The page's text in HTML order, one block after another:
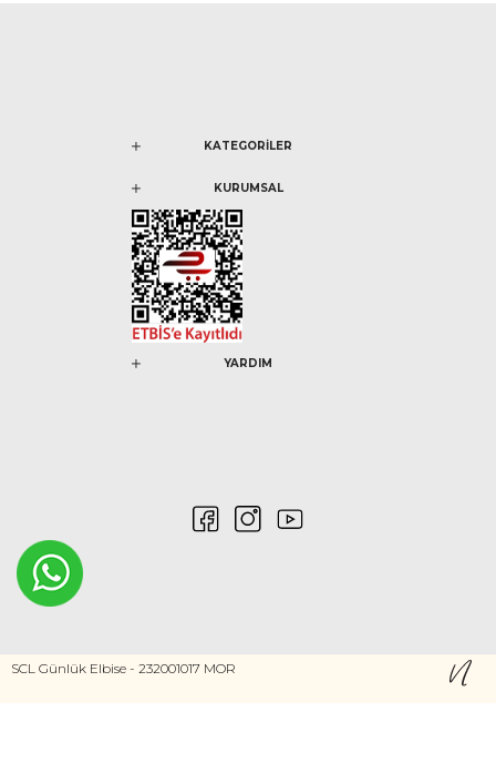
KATEGORİLER
KURUMSAL
YARDIM
SCL Günlük Elbise - 232001017 MOR